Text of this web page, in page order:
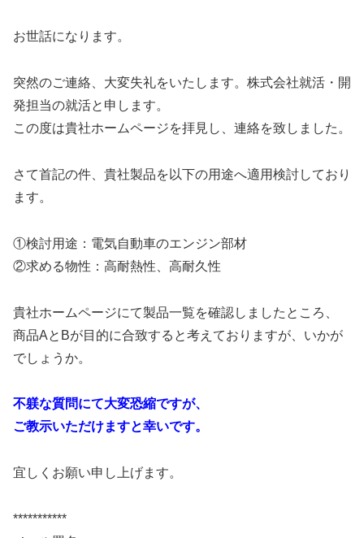
お世話になります。
突然のご連絡、大変失礼をいたします。株式会社就活・開
発担当の就活と申します。
この度は貴社ホームページを拝見し、連絡を致しました。
さて首記の件、貴社製品を以下の用途へ適用検討しており
ます。
①検討用途：電気自動車のエンジン部材
②求める物性：高耐熱性、高耐久性
貴社ホームページにて製品一覧を確認しましたところ、
商品AとBが目的に合致すると考えておりますが、いかが
でしょうか。
不躾な質問にて大変恐縮ですが、
ご教示いただけますと幸いです。
宜しくお願い申し上げます。
***********